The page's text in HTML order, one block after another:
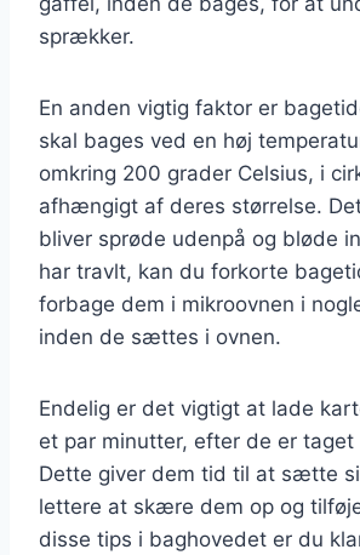
sprækker.
En anden vigtig faktor er
skal bages ved en høj
omkring 200 grader Celsius, i
afhængigt af deres størrelse.
bliver sprøde udenpå og bløde
har travlt, kan du forkorte
forbage dem i mikroovnen i
inden de sættes i ovnen.
Endelig er det vigtigt at lade
et par minutter, efter de er taget
Dette giver dem tid til at sætte
lettere at skære dem op og
disse tips i baghovedet er du